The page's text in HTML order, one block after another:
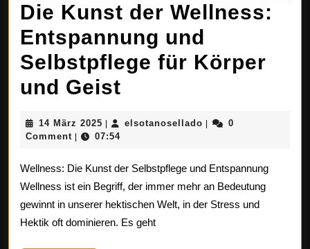
Die Kunst der Wellness:
Entspannung und
Selbstpflege für Körper
und Geist
Wellness:
Entspannung
und
14 März 2025 14
März
elsotanosellado elsotanosellado
0
Comment
07:54
Wellness: Die Kunst der Selbstpflege und Entspannung
Wellness ist ein Begriff, der immer mehr an Bedeutung
gewinnt in unserer hektischen Welt, in der Stress und
Hektik oft dominieren. Es geht